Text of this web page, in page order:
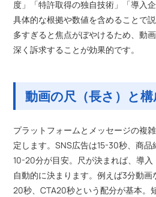
度」「特許取得の独自技術」「導入
具体的な根拠や数値を含めることで
多すぎると焦点がぼやけるため、動
深く訴求することが効果的です。
動画の尺（長さ）と
プラットフォームとメッセージの複
定します。SNS広告は15-30秒、商
10-20分が目安。尺が決まれば、導入
自動的に決まります。例えば3分動
20秒、CTA20秒という配分が基本。